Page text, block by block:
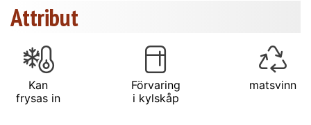
Attribut
Kan
frysas in
Förvaring
i kylskåp
matsvinn